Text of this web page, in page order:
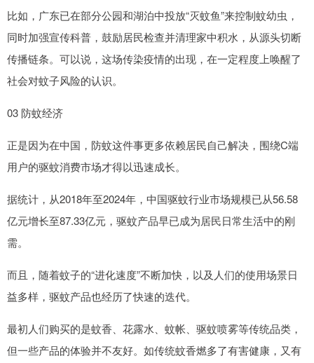
比如，广东已在部分公园和湖泊中投放“灭蚊鱼”来控制蚊幼虫，
同时加强宣传科普，鼓励居民检查并清理家中积水，从源头切断
传播链条。可以说，这场传染疫情的出现，在一定程度上唤醒了
社会对蚊子风险的认识。
03 防蚊经济
正是因为在中国，防蚊这件事更多依赖居民自己解决，围绕C端
用户的驱蚊消费市场才得以迅速成长。
据统计，从2018年至2024年，中国驱蚊行业市场规模已从56.58
亿元增长至87.33亿元，驱蚊产品早已成为居民日常生活中的刚
需。
而且，随着蚊子的“进化速度”不断加快，以及人们的使用场景日
益多样，驱蚊产品也经历了快速的迭代。
最初人们购买的是蚊香、花露水、蚊帐、驱蚊喷雾等传统品类，
但一些产品的体验并不友好。如传统蚊香燃多了有害健康，又有